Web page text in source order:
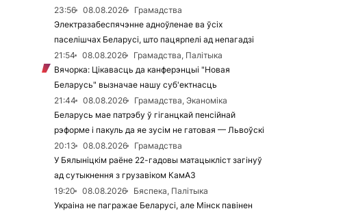
23:56
08.08.2026
Грамадства
Электразабеспячэнне адноўленае ва ўсіх
паселішчах Беларусі, што пацярпелі ад непагадзі
21:54
08.08.2026
Грамадства, Палітыка
Вячорка: Цікавасць да канферэнцыі "Новая
Беларусь" вызначае нашу суб'ектнасць
21:44
08.08.2026
Грамадства, Эканоміка
Беларусь мае патрэбу ў гіганцкай пенсійнай
рэформе і пакуль да яе зусім не гатовая — Львоўскі
20:13
08.08.2026
Грамадства
У Бялыніцкім раёне 22-гадовы матацыкліст загінуў
ад сутыкнення з грузавіком КамАЗ
19:20
08.08.2026
Бяспека, Палітыка
Украіна не пагражае Беларусі, але Мінск павінен